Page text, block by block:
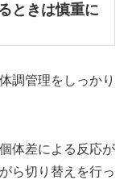
ときは慎重に
調管理をしっかり
体差による反応が
ら切り替えを行っ